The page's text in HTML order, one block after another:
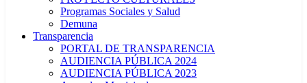
Programas Sociales y Salud
Demuna
Transparencia
PORTAL DE TRANSPARENCIA
AUDIENCIA PÚBLICA 2024
AUDIENCIA PÚBLICA 2023